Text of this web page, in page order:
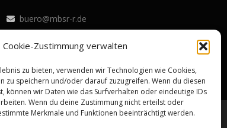
Cookie-Zustimmung verwalten
zu bieten, verwenden wir Technologien wie Cookies,
zu speichern und/oder darauf zuzugreifen. Wenn du diesen
können wir Daten wie das Surfverhalten oder eindeutige IDs
Wenn du deine Zustimmung nicht erteilst oder
Merkmale und Funktionen beeinträchtigt werden.
buero@mbsr-r.de
Datenschutz |
Impressum |
Bildquellen-Nachweis